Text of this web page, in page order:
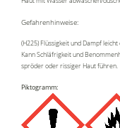
Gefahrenhinweise:
(H225) Flüssigkeit und Dampf
Kann Schläfrigkeit und
spröder oder rissiger Haut führen.
Piktogramm: